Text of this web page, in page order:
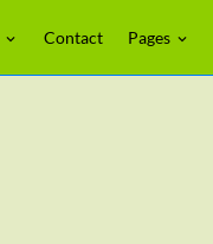
Contact Pages